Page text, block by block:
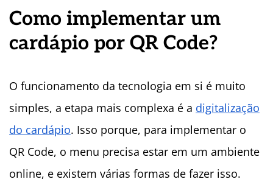
Como implementar um
cardápio por QR Code?
O funcionamento da tecnologia em si é muito
simples, a etapa mais complexa é a digitalização
do cardápio. Isso porque, para implementar o
QR Code, o menu precisa estar em um ambiente
online, e existem várias formas de fazer isso.